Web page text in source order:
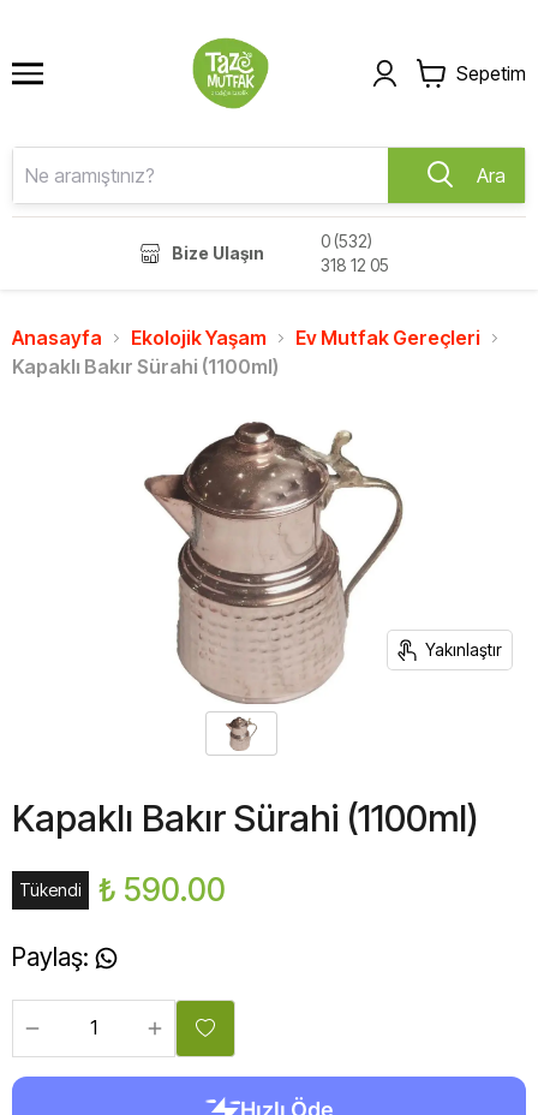
Sepetim
Ara
Bize Ulaşın
0 (532)
318 12 05
Anasayfa Ekolojik Yaşam
Ev Mutfak Gereçleri
Kapaklı Bakır Sürahi (1100ml)
Yakınlaştır
Kapaklı Bakır Sürahi (1100ml)
Tükendi ₺ 590.00
Paylaş: